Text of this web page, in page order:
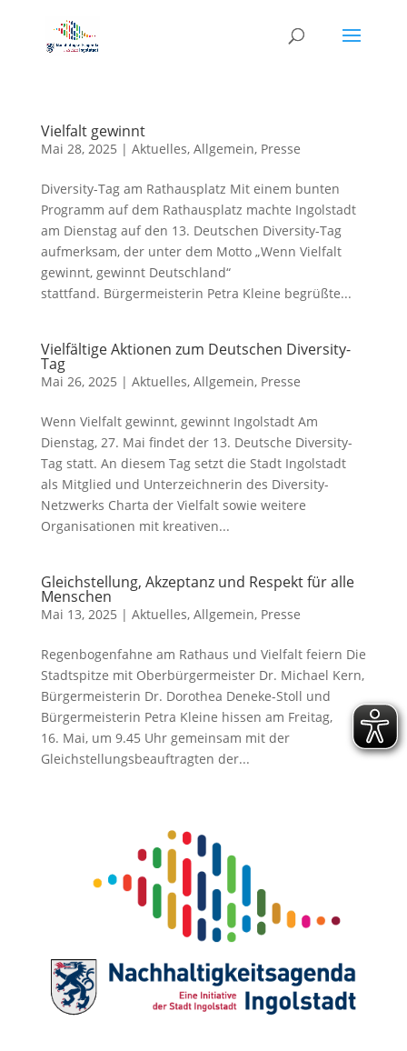
Vielfalt gewinnt
Mai 28, 2025 | Aktuelles, Allgemein, Presse
Diversity-Tag am Rathausplatz Mit einem bunten
Programm auf dem Rathausplatz machte Ingolstadt
am Dienstag auf den 13. Deutschen Diversity-Tag
aufmerksam, der unter dem Motto „Wenn Vielfalt
gewinnt, gewinnt Deutschland“
stattfand. Bürgermeisterin Petra Kleine begrüßte...
Vielfältige Aktionen zum Deutschen Diversity-
Tag
Mai 26, 2025 | Aktuelles, Allgemein, Presse
Wenn Vielfalt gewinnt, gewinnt Ingolstadt Am
Dienstag, 27. Mai findet der 13. Deutsche Diversity-
Tag statt. An diesem Tag setzt die Stadt Ingolstadt
als Mitglied und Unterzeichnerin des Diversity-
Netzwerks Charta der Vielfalt sowie weitere
Organisationen mit kreativen...
Gleichstellung, Akzeptanz und Respekt für alle
Menschen
Mai 13, 2025 | Aktuelles, Allgemein, Presse
Regenbogenfahne am Rathaus und Vielfalt feiern Die
Stadtspitze mit Oberbürgermeister Dr. Michael Kern,
Bürgermeisterin Dr. Dorothea Deneke-Stoll und
Bürgermeisterin Petra Kleine hissen am Freitag,
16. Mai, um 9.45 Uhr gemeinsam mit der
Gleichstellungsbeauftragten der...